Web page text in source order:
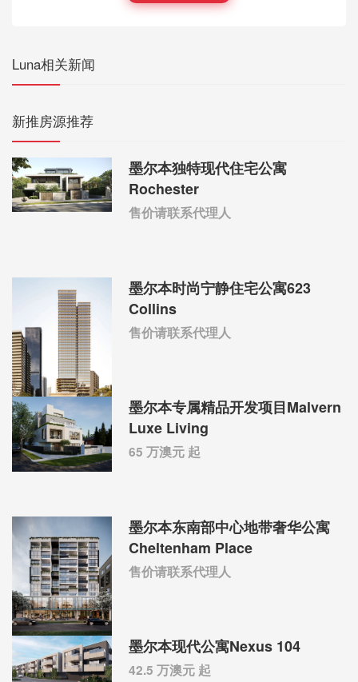
Luna相关新闻
新推房源推荐
墨尔本独特现代住宅公寓
Rochester
售价请联系代理人
墨尔本时尚宁静住宅公寓623
Collins
售价请联系代理人
墨尔本专属精品开发项目Malvern
Luxe Living
65 万澳元 起
墨尔本东南部中心地带奢华公寓
Cheltenham Place
售价请联系代理人
墨尔本现代公寓Nexus 104
42.5 万澳元 起